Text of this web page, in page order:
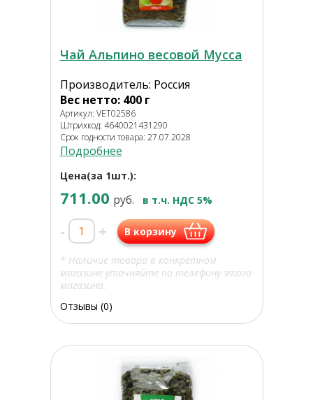
Чай Альпино весовой Мусса
Производитель: Россия
Вес нетто: 400 г
Артикул: VET02586
Штрихкод: 4640021431290
Срок годности товара: 27.07.2028
Подробнее
Цена(за 1шт.):
711.00 руб. в т.ч. НДС 5%
- + В корзину
* Наличие товара в конкретном
магазине уточняйте по телефону этого
магазина.
Отзывы (0)